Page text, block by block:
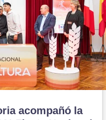
acompañó la